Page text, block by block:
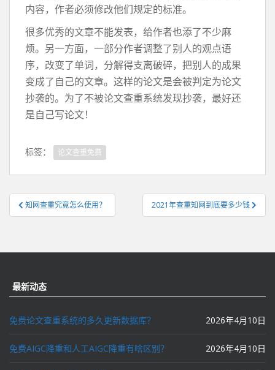
内容，作者必须修改他们规定的标准。
很多优秀的文章不能发表，给作者也添了不少麻
烦。另一方面，一部分作者调整了别人的观点语
序，改变了单词，分解得支离破碎，把别人的成果
变成了自己的文章。这样的论文是会被判定为论文
抄袭的。为了不被论文查重系统发现抄袭，最好还
是自己写论文！
标签： 论文查重免费
文
章
航
知网查重究竟怎么使用？ 2021年查重知网到底要多少钱
最新动态
免费论文查重系统的多久更新数据库？ 2026年4月10日
免费AIGC降重和人工AIGC降重有啥区别？ 2026年4月10日